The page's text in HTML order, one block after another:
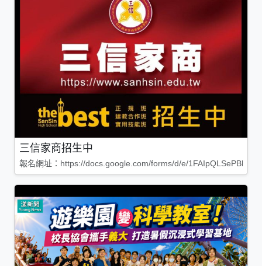
三信家商招生中
報名網址：https://docs.google.com/forms/d/e/